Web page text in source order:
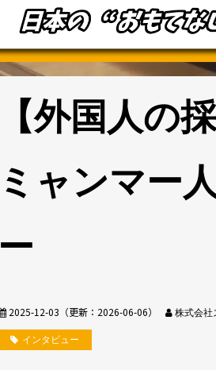
【外国人の
ミャンマー
ー
2025-12-03 （更新： 2026-06-06） 株式会
インタビュー